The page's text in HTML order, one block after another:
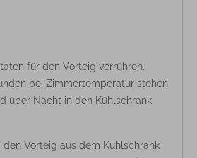
für den Vorteig verrühren.
bei Zimmertemperatur stehen
über Nacht in den Kühlschrank
den Vorteig aus dem Kühlschrank